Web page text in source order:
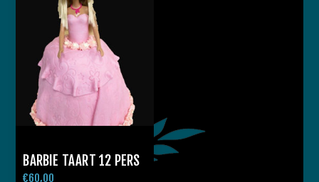
BARBIE TAART 12 PERS
€60,00